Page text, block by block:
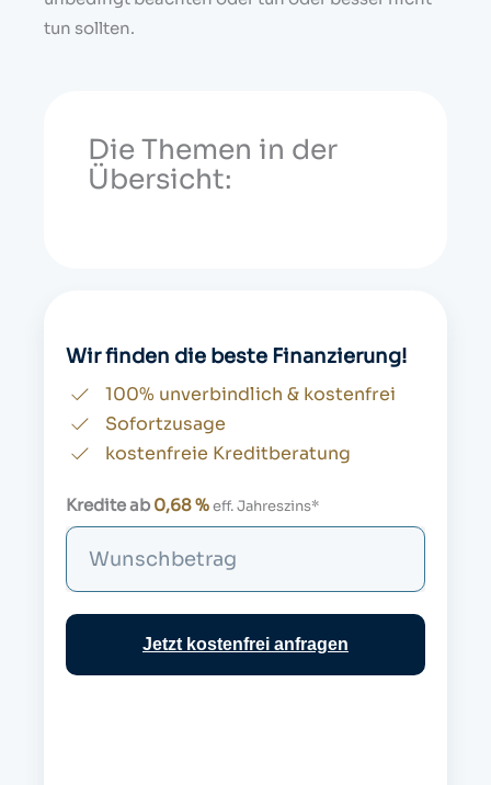
tun sollten.
Die Themen in der
Übersicht:
Wir finden die beste Finanzierung!
100% unverbindlich & kostenfrei
Sofortzusage
kostenfreie Kreditberatung
Kredite ab 0,68 %eff. Jahreszins*
S
c
h
Jetzt kostenfrei anfragen